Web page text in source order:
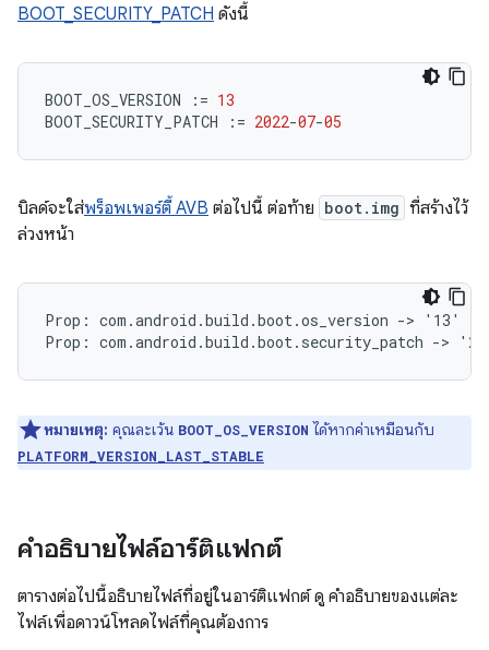
BOOT_SECURITY_PATCH ดังนี้
BOOT_OS_VERSION := 13
BOOT_SECURITY_PATCH
:= 2022-07-05
บิลด์จะใส่พร็อพเพอร์ตี้ AVB ต่อไปนี้ ต่อท้าย boot.img ที่สร้างไว้
ล่วงหน้า
Prop: com.android.build.boot.os_version -> '13'
หมายเหตุ: คุณละเว้น BOOT_OS_VERSION ได้หากค่าเหมือนกับ
PLATFORM_VERSION_LAST_STABLE
คำอธิบายไฟล์อาร์ติแฟกต์
ตารางต่อไปนี้อธิบายไฟล์ที่อยู่ในอาร์ติแฟกต์ ดู คำอธิบายของแต่ละ
ไฟล์เพื่อดาวน์โหลดไฟล์ที่คุณต้องการ